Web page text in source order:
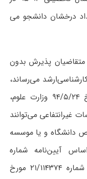
درخشان دانشجو می
پذیرش بدون
می‌رساند،
براساس ابلاغیه شماره ۲۱/۹۶۴۷۱ مورخ ۹۴/۵/۲۴ وزارت علوم،
غیرانتفاعی می‌توانند
دانشگاه و یا موسسه
از سال تحصیلی ۹۵-۹۴ براساس آیین‌نامه شماره
۲۱/۷۷۹۴۸ مورخ ۹۳/۵/۵ و اصلاحیه شماره ۲۱/۱۱۴۳۷۴ مورخ